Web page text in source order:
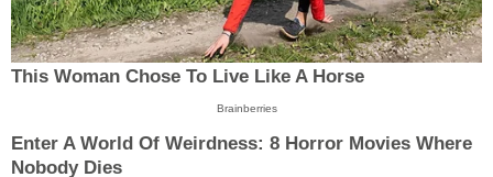
This Woman Chose To Live Like A Horse
Brainberries
Enter A World Of Weirdness: 8 Horror Movies Where
Nobody Dies